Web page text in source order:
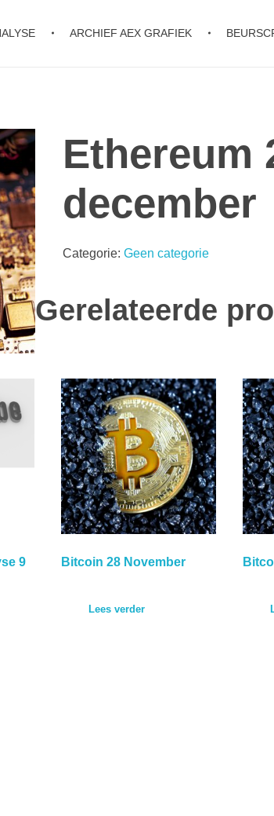
ARCHIEF AEX GRAFIEK
Ethereum
december
Categorie:Geen categorie
Gerelateerde
9
Bitcoin 28 November
Lees verder